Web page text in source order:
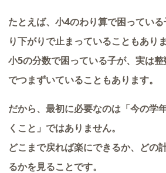
たとえば、小4のわり算で困ってい
り下がりで止まっていることもありま
小5の分数で困っている子が、実は
でつまずいていることもあります。
だから、最初に必要なのは「今の学
くこと」ではありません。
どこまで戻れば楽にできるか、どの
るかを見ることです。